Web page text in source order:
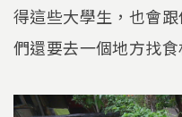
得這些大學生，也會
們還要去一個地方找食